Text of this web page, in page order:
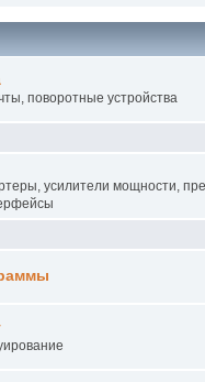
поворотные устройства
усилители мощности,